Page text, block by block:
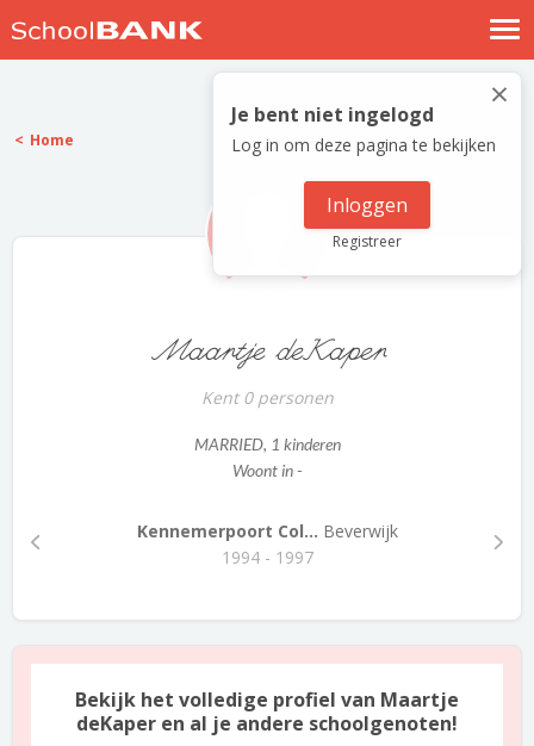
Nostalgische verhalen
Log in
Meld je gratis aan
×
Je bent niet ingelogd
Log in om deze pagina te bekijken
Inloggen
Registreer
Home
Maartje deKaper
Kent 0 personen
MARRIED, 1 kinderen
Woont in -
Kennemerpoort Col... Beverwijk
1994 - 1997
Bekijk het volledige profiel van Maartje
deKaper en al je andere schoolgenoten!